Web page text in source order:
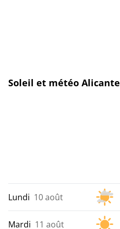
Soleil et météo Alicante
Lundi 10 août
Mardi 11 août